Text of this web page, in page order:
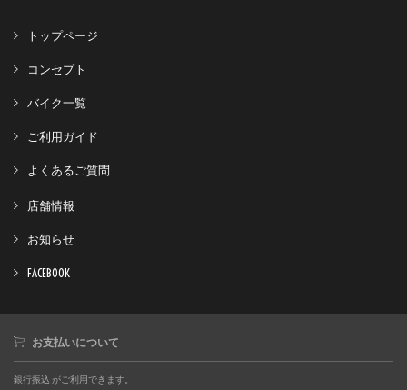
トップページ
コンセプト
バイク一覧
ご利用ガイド
よくあるご質問
店舗情報
お知らせ
FACEBOOK
お支払いについて
銀行振込 がご利用できます。